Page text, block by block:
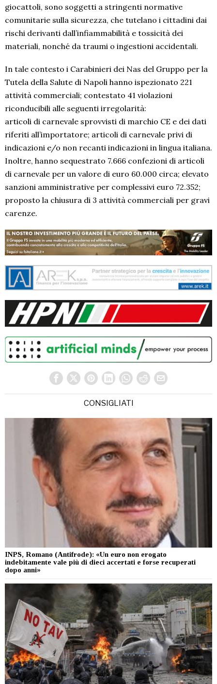
giocattoli, sono soggetti a stringenti normative
comunitarie sulla sicurezza, che tutelano i cittadini dai
rischi derivanti dall’infiammabilità e tossicità dei
materiali, nonché da traumi o ingestioni accidentali.
In tale contesto i Carabinieri dei Nas del Gruppo per la
Tutela della Salute di Napoli hanno ispezionato 221
attività commerciali; contestato 41 violazioni
riconducibili alle seguenti irregolarità:
articoli di carnevale sprovvisti di marchio CE e dei dati
riferiti all’importatore; articoli di carnevale privi di
indicazioni e/o non recanti indicazioni in lingua italiana.
Inoltre, hanno sequestrato 7.666 confezioni di articoli
di carnevale per un valore di euro 60.000 circa; elevato
sanzioni amministrative per complessivi euro 72.352;
proposto la chiusura di 3 attività commerciali per gravi
carenze.
CONSIGLIATI
INPS, Romano (Antifrode): «Un euro non erogato
indebitamente vale più di dieci accertati e forse recuperati
dopo anni»